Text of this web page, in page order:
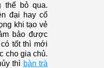
thể bỏ qua.
đại hay cổ
khi tạo vẻ
bảo được
tốt thì mới
cho gia chủ.
thì bàn trà